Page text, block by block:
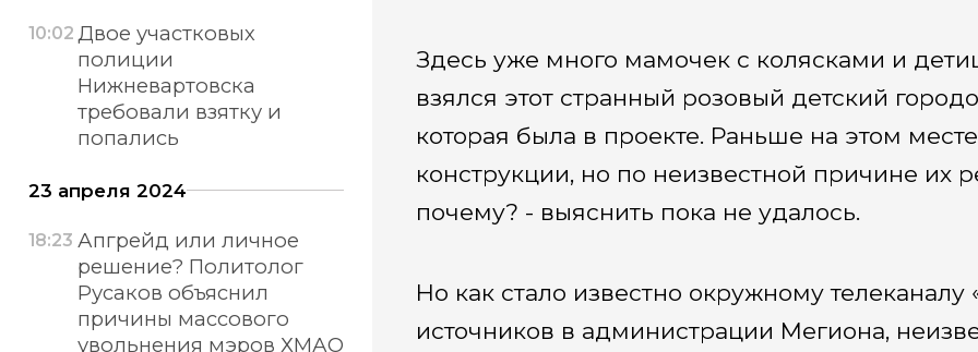
Здесь уже много мамочек с колясками и
взялся этот странный розовый детский
которая была в проекте. Раньше на этом
конструкции, но по неизвестной причине их
почему? - выяснить пока не удалось.
Но как стало известно окружному
источников в администрации Мегиона,
10:02 Двое участковых
полиции
Нижневартовска
требовали взятку и
попались
23 апреля 2024
18:23 Апгрейд или личное
решение? Политолог
Русаков объяснил
причины массового
увольнения мэров ХМАО